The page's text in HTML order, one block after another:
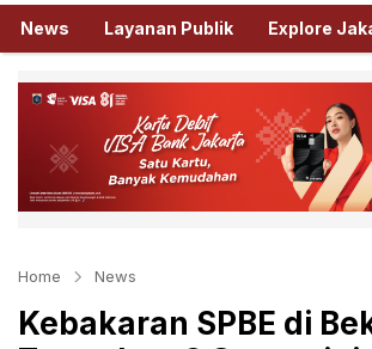
Haijakarta.id
Semua Tentang Jakarta Ada Disini!
News Layanan Publik Explore
Home News
Kebakaran SPBE di